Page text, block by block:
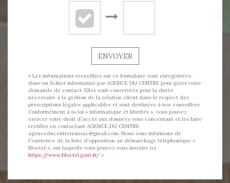
ENVOYER
« Les informations recueillies sur ce formulaire sont enregistrées
dans un fichier informatisé par AGENCE DU CENTRE pour gérer votre
demande de contact. Elles sont conservées pour la durée
nécessaire à la gestion de la relation client dans le respect des
prescriptions légales applicables et sont destinées à nos conseillers
Conformément à la loi « informatique et libertés », vous pouvez
exercer votre droit d'accès aux données vous concernant et les faire
rectifier en contactant AGENCE DU CENTRE
agenceducentretransac@gmail.com. Nous vous informons de
l'existence de la liste d'opposition au démarchage téléphonique «
Bloctel », sur laquelle vous pouvez vous inscrire ici :
https://www.bloctel.gouv.fr/ »